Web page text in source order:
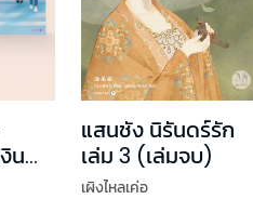
น
บ)
แสนชัง นิรันดร์รัก
เล่ม 3 (เล่มจบ)
เผิงไหลเค่อ